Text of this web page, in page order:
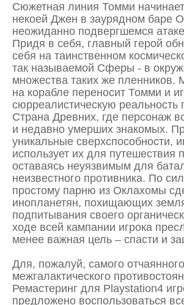
Сюжетная линия Томми
некоей Джен в заурядном баре
неожиданно подвергшемся
Придя в себя, главный герой
себя на таинственном
так называемой Сферы - в
множества таких же
на корабле переносит Томми и
сюрреалистическую реальность
Страна Древних, где персонаж
и недавно умерших знакомых.
уникальные сверхспособности,
использует их для путешествия
оставаясь неуязвимым для
неизвестного противника. По
простому парню из Оклахомы
инопланетян, похищающих
подпитывания своего
ходе всей кампании игрока
менее важная цель – спасти и
Для, пожалуй, самого отчаянного
межгалактического
Ремастеринг для Playstation4
предложено воспользоваться